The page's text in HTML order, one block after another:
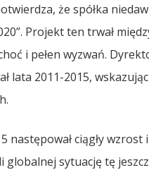
że spółka
Projekt ten trwał
i pełen wyzwań.
lata 2011-2015,
następował ciągły
globalnej sytuację tę